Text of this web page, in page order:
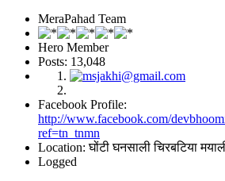
MeraPahad Team
Hero Member
Posts: 13,048
Facebook Profile:
http://www.facebook.com/
ref=tn_tnmn
Location: घोंटी घनसाली चिरबटिया
Logged